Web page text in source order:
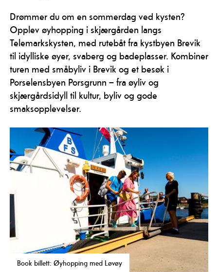
Drømmer du om en sommerdag ved kysten?
Opplev øyhopping i skjærgården langs
Telemarkskysten, med rutebåt fra kystbyen Brevik
til idylliske øyer, svaberg og badeplasser. Kombiner
turen med småbyliv i Brevik og et besøk i
Porselensbyen Porsgrunn – fra øyliv og
skjærgårdsidyll til kultur, byliv og gode
smaksopplevelser.
Book billett: Øyhopping med Løvøy